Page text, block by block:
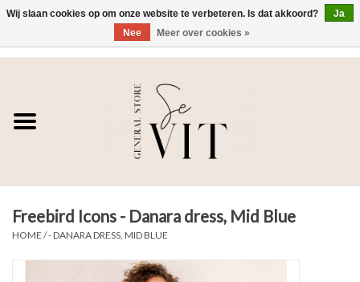
SE VIT
HEREN
WONEN
Freebird Icons - Danara dress, Mid Blue
HOME /- DANARA DRESS, MID BLUE
Wij slaan cookies op om onze website te verbeteren. Is dat akkoord?
Ja
Nee
Meer over cookies »